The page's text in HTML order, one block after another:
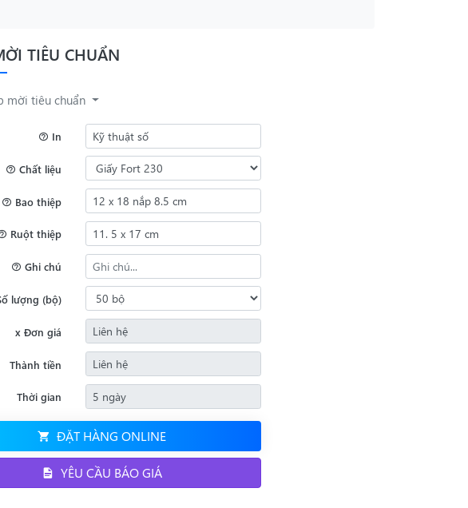
TIÊU CHUẨN
mời tiêu chuẩn
In
Chất liệu
Bao thiệp
Ruột thiệp
Ghi chú
lượng (bộ)
x Đơn giá
Thành tiền
Thời gian
ĐẶT HÀNG ONLINE
YÊU CẦU BÁO GIÁ